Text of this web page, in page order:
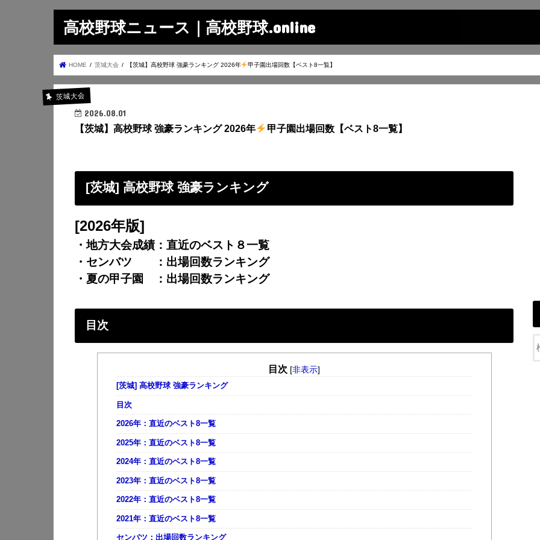
高校野球ニュース｜高校野球.online
HOME 茨城大会 【茨城】高校野球 強豪ランキング 2026年 甲子園出場回数【ベスト8一覧】
茨城大会
2026.08.01
【茨城】高校野球 強豪ランキング 2026年 甲子園出場回数【ベスト8一覧】
[茨城] 高校野球 強豪ランキング
[2026年版]
・地方大会成績：直近のベスト８一覧
・センバツ ：出場回数ランキング
・夏の甲子園 ：出場回数ランキング
目次
目次 [非表示]
[茨城] 高校野球 強豪ランキング
目次
2026年：直近のベスト8一覧
2025年：直近のベスト8一覧
2024年：直近のベスト8一覧
2023年：直近のベスト8一覧
2022年：直近のベスト8一覧
2021年：直近のベスト8一覧
センバツ：出場回数ランキング